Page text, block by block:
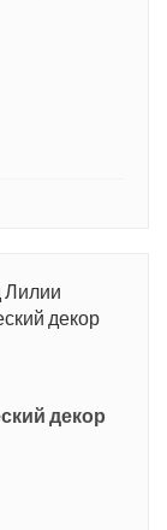
декор